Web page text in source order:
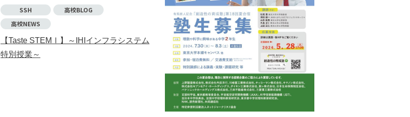
SSH
高校BLOG
高校NEWS
【Taste STEMⅠ】～IHIインフラシステム
特別授業～